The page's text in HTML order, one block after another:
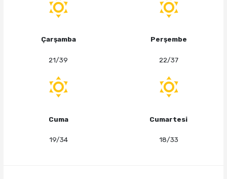
Çarşamba
21/39
Perşembe
22/37
Cuma
19/34
Cumartesi
18/33